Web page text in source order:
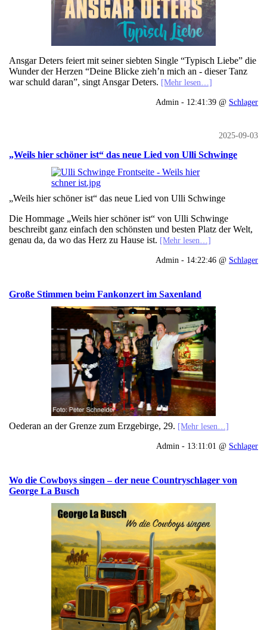
Ansgar Deters feiert mit seiner siebten Single “Typisch Liebe” die
Wunder der Herzen “Deine Blicke zieh’n mich an - dieser Tanz
war schuld daran”, singt Ansgar Deters. [Mehr lesen…]
Admin - 12:41:39 @ Schlager
2025-09-03
„Weils hier schöner ist“ das neue Lied von Ulli Schwinge
„Weils hier schöner ist“ das neue Lied von Ulli Schwinge
Die Hommage „Weils hier schöner ist“ von Ulli Schwinge
beschreibt ganz einfach den schönsten und besten Platz der Welt,
genau da, da wo das Herz zu Hause ist. [Mehr lesen…]
Admin - 14:22:46 @ Schlager
Große Stimmen beim Fankonzert im Saxenland
Oederan an der Grenze zum Erzgebirge, 29. [Mehr lesen…]
Admin - 13:11:01 @ Schlager
Wo die Cowboys singen – der neue Countryschlager von
George La Busch